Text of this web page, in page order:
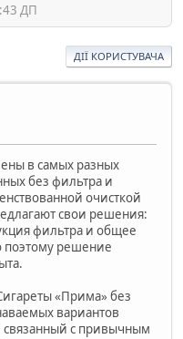
ДП
ДІЇ КОРИСТУВАЧА
в самых разных
без фильтра и
очисткой
свои решения:
фильтра и общее
решение
«Прима» без
вариантов
связанный с привычным